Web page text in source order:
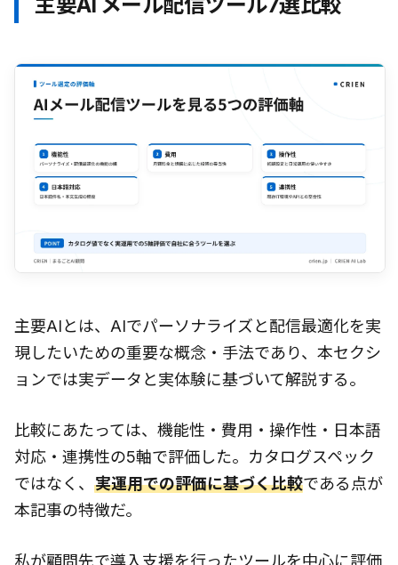
主要AIとは、AIでパーソナライズと配信最適化を実
現したいための重要な概念・手法であり、本セクシ
ョンでは実データと実体験に基づいて解説する。
比較にあたっては、機能性・費用・操作性・日本語
対応・連携性の5軸で評価した。カタログスペック
ではなく、 実運用での評価に基づく比較である点が
本記事の特徴だ。